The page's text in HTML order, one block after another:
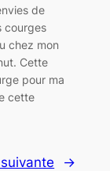
de
courges
chez mon
Cette
pour ma
cette
→